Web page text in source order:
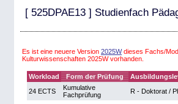
[ 525DPAE13 ] Studienfach
Es ist eine neuere Version 2025Wdieses Fachs/
Kulturwissenschaften 2025W vorhanden.
Workload Form der Prüfung
24 ECTS
Kumulative
Fachprüfung
R - Doktorat /